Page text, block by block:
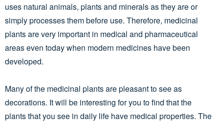
uses natural animals, plants and minerals as they are or
simply processes them before use. Therefore, medicinal
plants are very important in medical and pharmaceutical
areas even today when modern medicines have been
developed.
Many of the medicinal plants are pleasant to see as
decorations. It will be interesting for you to find that the
plants that you see in daily life have medical properties. The